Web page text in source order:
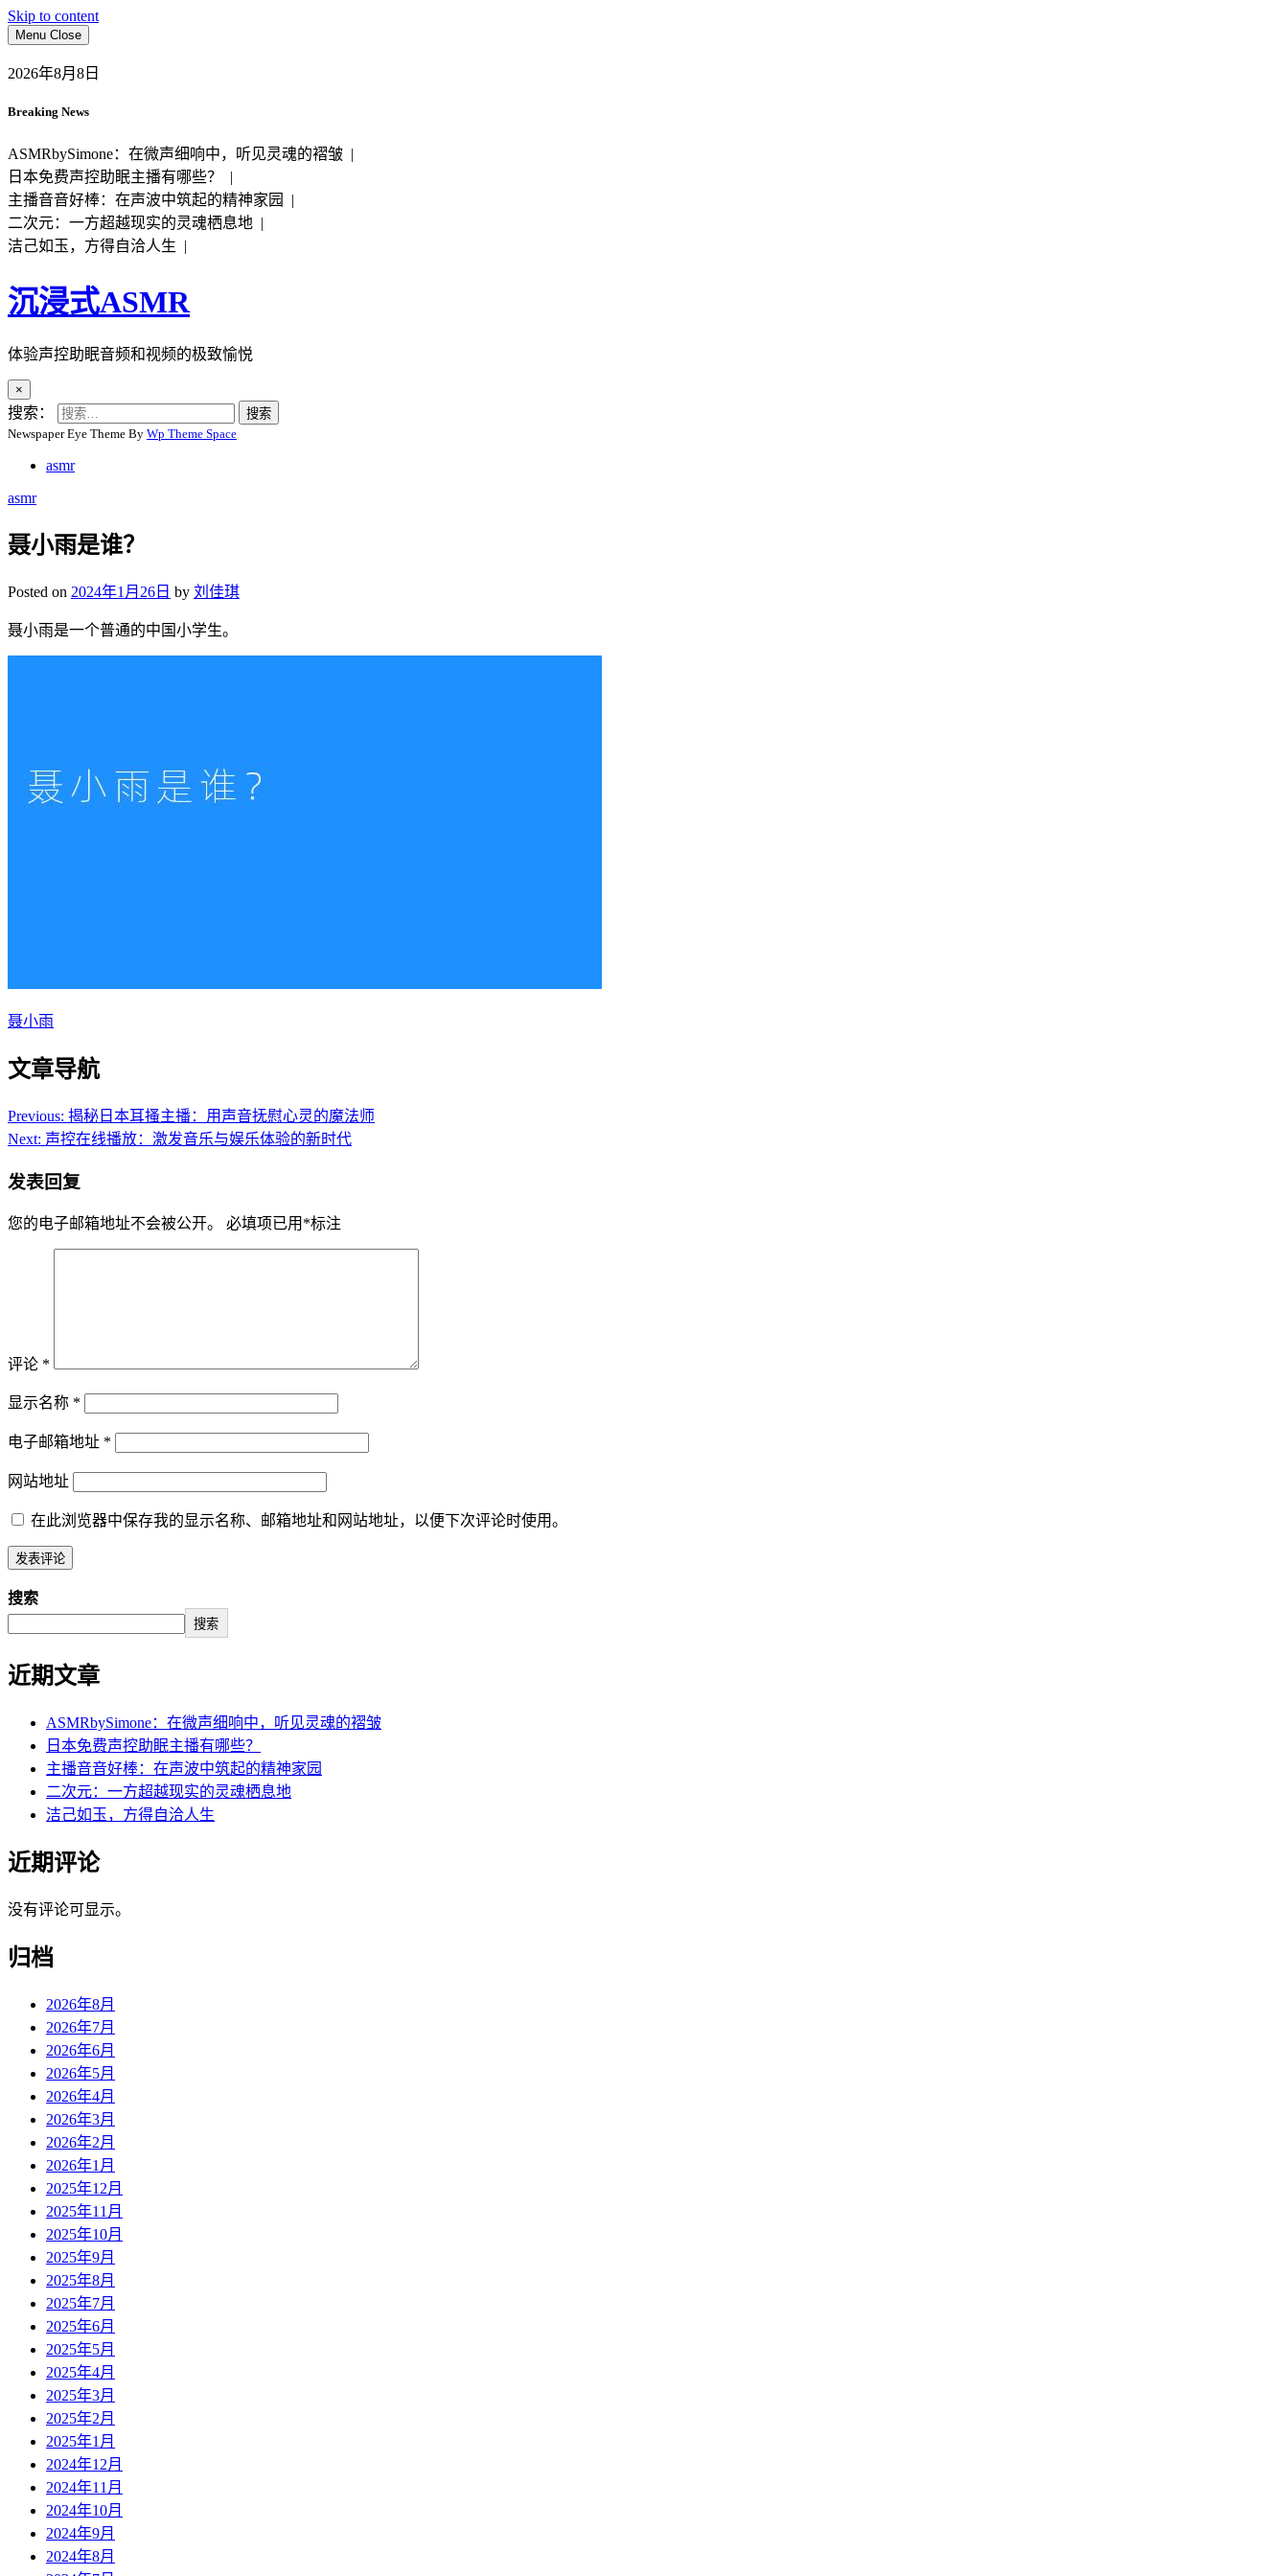
Skip to content
Menu Close
2026年8月8日
Breaking News
ASMRbySimone：在微声细响中，听见灵魂的褶皱 |
日本免费声控助眠主播有哪些？ |
主播音音好棒：在声波中筑起的精神家园 |
二次元：一方超越现实的灵魂栖息地 |
洁己如玉，方得自洽人生 |
沉浸式ASMR
体验声控助眠音频和视频的极致愉悦
×
搜索：
Newspaper Eye Theme By Wp Theme Space
asmr
asmr
聂小雨是谁？
Posted on 2024年1月26日 by 刘佳琪
聂小雨是一个普通的中国小学生。
聂小雨
文章导航
Previous: 揭秘日本耳搔主播：用声音抚慰心灵的魔法师
Next: 声控在线播放：激发音乐与娱乐体验的新时代
发表回复
您的电子邮箱地址不会被公开。 必填项已用 *标注
评论 *
显示名称 *
电子邮箱地址 *
网站地址
在此浏览器中保存我的显示名称、邮箱地址和网站地址，以便下次评论时使用。
搜索
搜索
近期文章
ASMRbySimone：在微声细响中，听见灵魂的褶皱
日本免费声控助眠主播有哪些？
主播音音好棒：在声波中筑起的精神家园
二次元：一方超越现实的灵魂栖息地
洁己如玉，方得自洽人生
近期评论
没有评论可显示。
归档
2026年8月
2026年7月
2026年6月
2026年5月
2026年4月
2026年3月
2026年2月
2026年1月
2025年12月
2025年11月
2025年10月
2025年9月
2025年8月
2025年7月
2025年6月
2025年5月
2025年4月
2025年3月
2025年2月
2025年1月
2024年12月
2024年11月
2024年10月
2024年9月
2024年8月